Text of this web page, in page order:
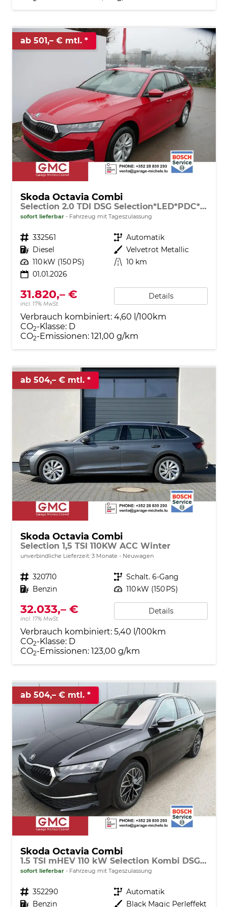
ab 501,– € mtl.
Skoda Octavia Combi
Selection 2.0 TDI DSG Selection*LED*PDC*SHZ*TEMPOMAT*SMARTLINK*KLIMA*
sofort lieferbar Fahrzeug mit Tageszulassung
Fahrzeugnr. 332561 Getriebe Automatik
Kraftstoff Diesel Außenfarbe Velvetrot Metallic
Leistung 110 kW (150 PS) Kilometerstand 10 km
01.01.2026
31.820,– €
incl. 17% MwSt.
Details
Verbrauch kombiniert: 4,60 l/100km
CO2-Klasse: D
CO2-Emissionen: 121,00 g/km
ab 504,– € mtl.
Skoda Octavia Combi
Selection 1,5 TSI 110KW ACC Winter
unverbindliche Lieferzeit: 3 Monate Neuwagen
Fahrzeugnr. 320710 Getriebe Schalt. 6-Gang
Kraftstoff Benzin Leistung 110 kW (150 PS)
32.033,– €
incl. 17% MwSt.
Details
Verbrauch kombiniert: 5,40 l/100km
CO2-Klasse: D
CO2-Emissionen: 123,00 g/km
ab 504,– € mtl.
Skoda Octavia Combi
1.5 TSI mHEV 110 kW Selection Kombi DSG AHK ACC Kamera Sunset
sofort lieferbar Fahrzeug mit Tageszulassung
Fahrzeugnr. 352290 Getriebe Automatik
Kraftstoff Benzin Außenfarbe Black Magic Perleffekt